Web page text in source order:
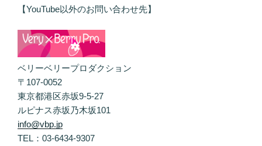
【YouTube以外のお問い合わせ先】
ベリーベリープロダクション
〒107-0052
東京都港区赤坂9-5-27
ルピナス赤坂乃木坂101
info@vbp.jp
TEL：03-6434-9307